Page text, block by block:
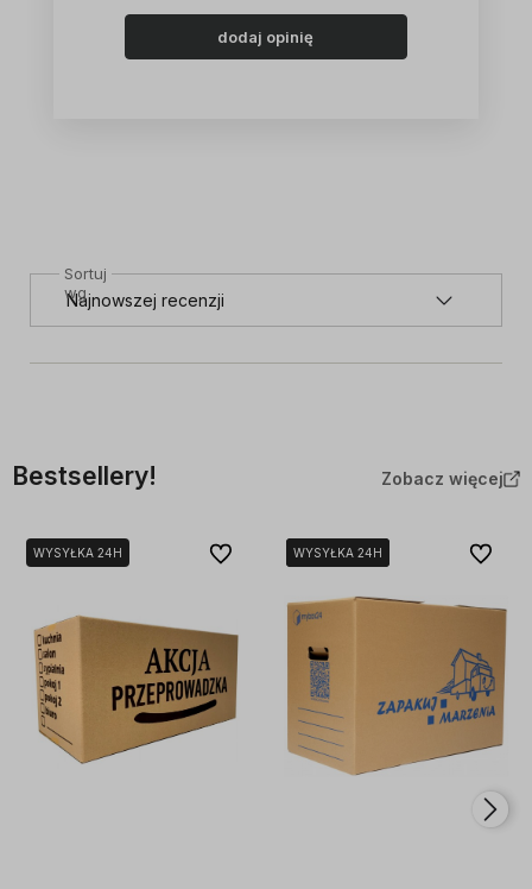
dodaj opinię
Sortuj
wg
Bestsellery! Zobacz więcej
WYSYŁKA 24H Do ulubionychWYSYŁKA 24H
WYSYŁKA 24H
WYSYŁKA 24H Do